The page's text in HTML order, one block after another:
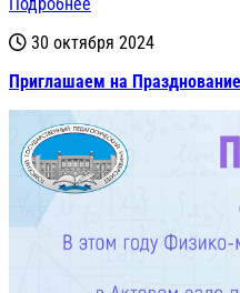
30 октября 2024
Приглашаем на